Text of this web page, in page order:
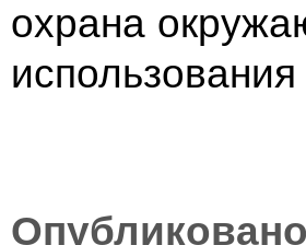
охрана
Опубликовано